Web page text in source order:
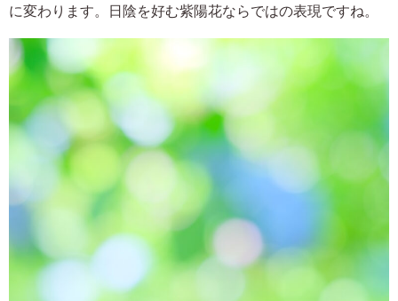
に変わります。日陰を好む紫陽花ならではの表現ですね。